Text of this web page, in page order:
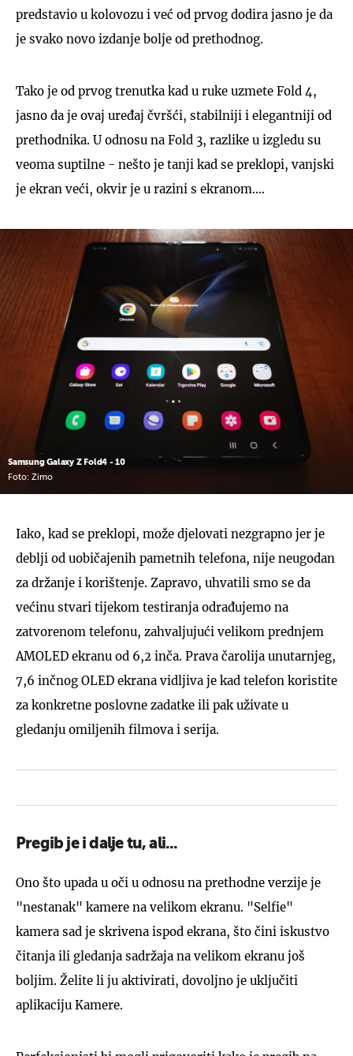
predstavio u kolovozu i već od prvog dodira jasno je da
je svako novo izdanje bolje od prethodnog.
Tako je od prvog trenutka kad u ruke uzmete Fold 4,
jasno da je ovaj uređaj čvršći, stabilniji i elegantniji od
prethodnika. U odnosu na Fold 3, razlike u izgledu su
veoma suptilne - nešto je tanji kad se preklopi, vanjski
je ekran veći, okvir je u razini s ekranom....
Samsung Galaxy Z Fold4 - 10
Foto: Zimo
Iako, kad se preklopi, može djelovati nezgrapno jer je
deblji od uobičajenih pametnih telefona, nije neugodan
za držanje i korištenje. Zapravo, uhvatili smo se da
većinu stvari tijekom testiranja odrađujemo na
zatvorenom telefonu, zahvaljujući velikom prednjem
AMOLED ekranu od 6,2 inča. Prava čarolija unutarnjeg,
7,6 inčnog OLED ekrana vidljiva je kad telefon koristite
za konkretne poslovne zadatke ili pak uživate u
gledanju omiljenih filmova i serija.
Pregib je i dalje tu, ali...
Ono što upada u oči u odnosu na prethodne verzije je
"nestanak" kamere na velikom ekranu. "Selfie"
kamera sad je skrivena ispod ekrana, što čini iskustvo
čitanja ili gledanja sadržaja na velikom ekranu još
boljim. Želite li ju aktivirati, dovoljno je uključiti
aplikaciju Kamere.